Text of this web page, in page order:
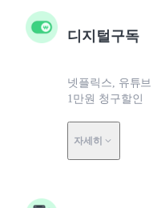
디지털구독
넷플릭스, 유튜
1만원 청구할인
자세히